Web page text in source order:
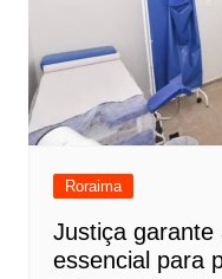
Roraima
Justiça garante
essencial para